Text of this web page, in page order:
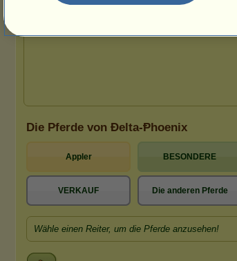
Die Pferde von Ðelta-Ᵽhoenix
Appler BESONDERE
VERKAUF Die anderen Pferde
Wähle einen Reiter, um die Pferde anzusehen!